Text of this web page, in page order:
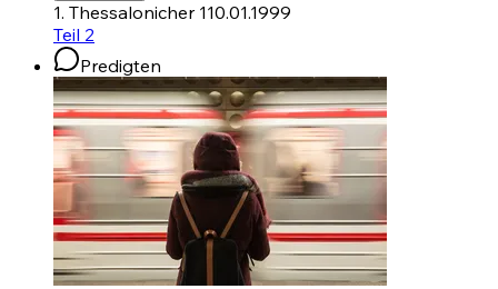
1. Thessalonicher 110.01.1999
Teil 2
Predigten